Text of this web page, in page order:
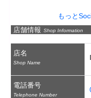
もっと
店舗情報 Shop Information
店名
Shop Name
電話番号
Telephone Number